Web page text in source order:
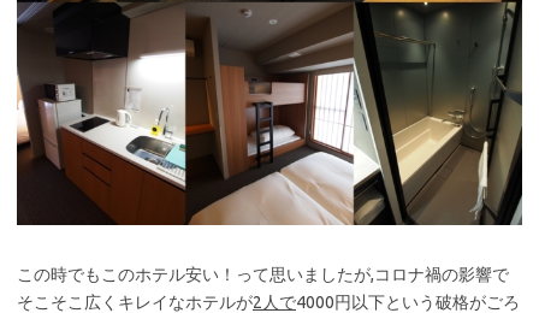
この時でもこのホテル安い！って思いましたが,コロナ禍の影響で
そこそこ広くキレイなホテルが2人で4000円以下という破格がごろ